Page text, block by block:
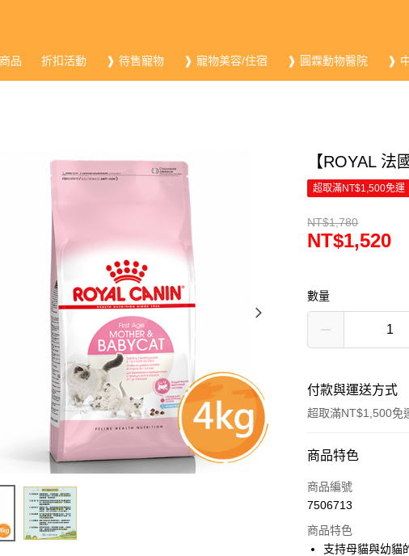
品 折扣活動 ❱ 待售寵物 ❱ 寵物美容/住宿 ❱ 圓霖動物醫院 ❱
【ROYAL
超取滿NT$1,500免運
NT$1,780
NT$1,520
數量
付款與運送方式
超取滿NT$1,500免
付款方式
信用卡一次付款
LINE Pay
商品特色
商品編號
7506713
商品特色
支持母貓與幼貓